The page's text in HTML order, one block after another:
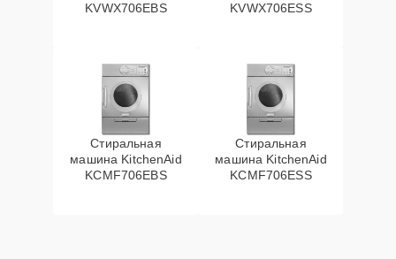
KVWX706EBS
KVWX706ESS
Стиральная
машина KitchenAid
KCMF706EBS
Стиральная
машина KitchenAid
KCMF706ESS